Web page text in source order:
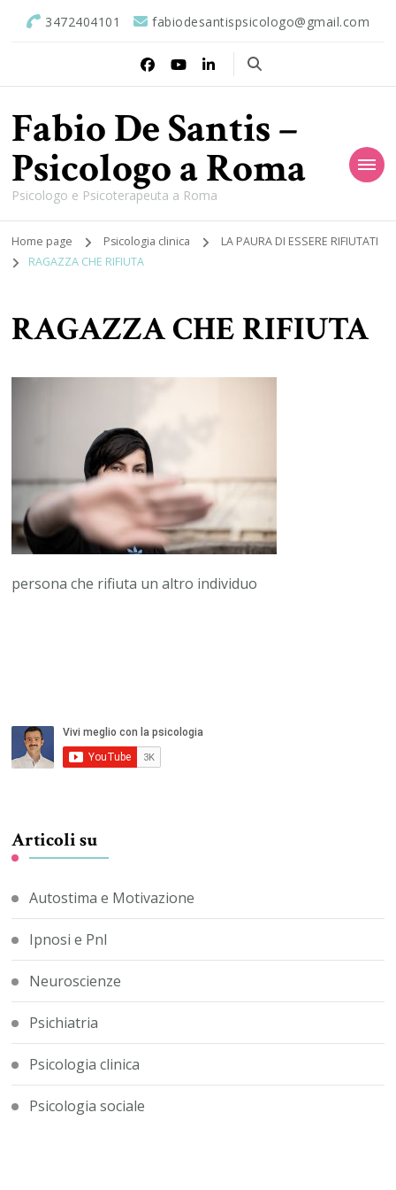
3472404101 fabiodesantispsicologo@gmail.com
Fabio De Santis –
Psicologo a Roma
Psicologo e Psicoterapeuta a Roma
Home page Psicologia clinica
LA PAURA DI ESSERE RIFIUTATI
RAGAZZA CHE RIFIUTA
RAGAZZA CHE RIFIUTA
persona che rifiuta un altro individuo
Articoli su
Autostima e Motivazione
Ipnosi e Pnl
Neuroscienze
Psichiatria
Psicologia clinica
Psicologia sociale